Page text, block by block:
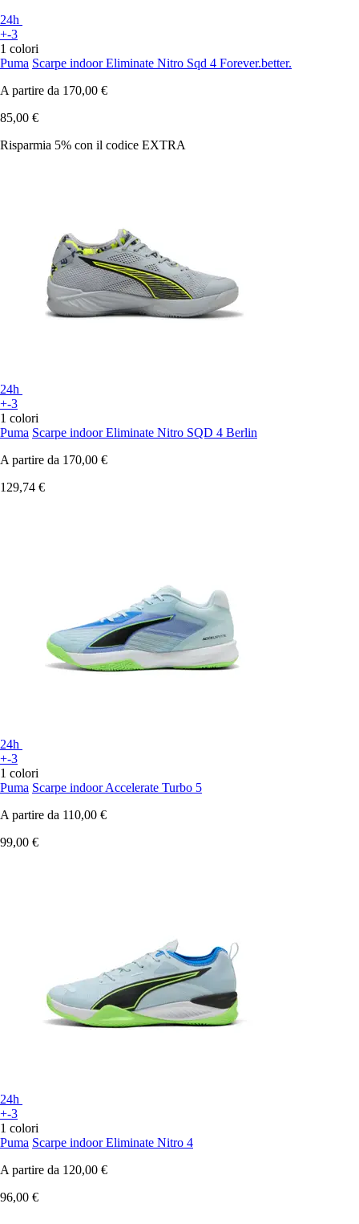
24h
+-3
1 colori
Puma Scarpe indoor Eliminate Nitro Sqd 4 Forever.better.
A partire da 170,00 €
85,00 €
Risparmia 5% con il codice EXTRA
24h
+-3
1 colori
Puma Scarpe indoor Eliminate Nitro SQD 4 Berlin
A partire da 170,00 €
129,74 €
24h
+-3
1 colori
Puma Scarpe indoor Accelerate Turbo 5
A partire da 110,00 €
99,00 €
24h
+-3
1 colori
Puma Scarpe indoor Eliminate Nitro 4
A partire da 120,00 €
96,00 €